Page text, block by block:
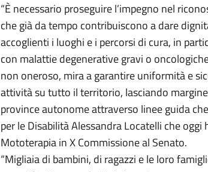
“È necessario proseguire l’impegno nel
che già da tempo contribuiscono a dare
accoglienti i luoghi e i percorsi di cura, in
con malattie degenerative gravi o
non oneroso, mira a garantire uniformità e
attività su tutto il territorio, lasciando
province autonome attraverso linee guida
per le Disabilità Alessandra Locatelli che
Mototerapia in X Commissione al Senato.
“Migliaia di bambini, di ragazzi e le loro